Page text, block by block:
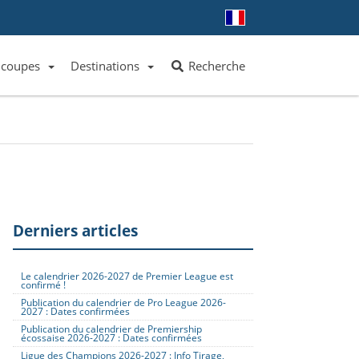
Destinations Recherche
Derniers articles
Le calendrier 2026-2027 de Premier League est
confirmé !
Publication du calendrier de Pro League 2026-
2027 : Dates confirmées
Publication du calendrier de Premiership
écossaise 2026-2027 : Dates confirmées
Ligue des Champions 2026-2027 : Info Tirage,